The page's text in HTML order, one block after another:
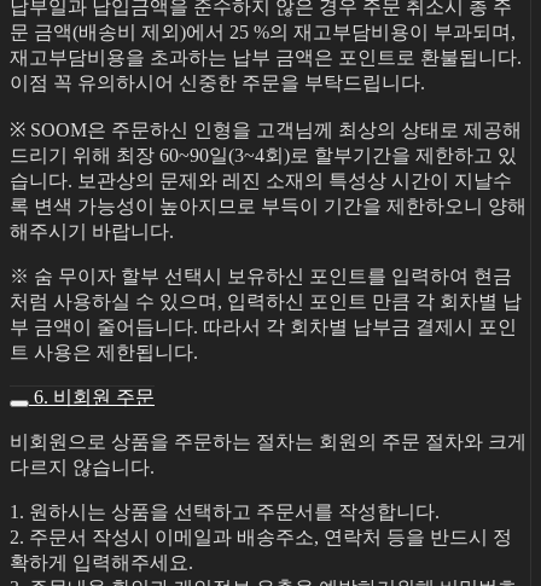
납부일과 납입금액을 준수하지 않은 경우 주문 취소시 총 주
문 금액(배송비 제외)에서 25 %의 재고부담비용이 부과되며,
재고부담비용을 초과하는 납부 금액은 포인트로 환불됩니다.
이점 꼭 유의하시어 신중한 주문을 부탁드립니다.
※ SOOM은 주문하신 인형을 고객님께 최상의 상태로 제공해
드리기 위해 최장 60~90일(3~4회)로 할부기간을 제한하고 있
습니다. 보관상의 문제와 레진 소재의 특성상 시간이 지날수
록 변색 가능성이 높아지므로 부득이 기간을 제한하오니 양해
해주시기 바랍니다.
※ 숨 무이자 할부 선택시 보유하신 포인트를 입력하여 현금
처럼 사용하실 수 있으며, 입력하신 포인트 만큼 각 회차별 납
부 금액이 줄어듭니다. 따라서 각 회차별 납부금 결제시 포인
트 사용은 제한됩니다.
6. 비회원 주문
비회원으로 상품을 주문하는 절차는 회원의 주문 절차와 크게
다르지 않습니다.
1. 원하시는 상품을 선택하고 주문서를 작성합니다.
2. 주문서 작성시 이메일과 배송주소, 연락처 등을 반드시 정
확하게 입력해주세요.